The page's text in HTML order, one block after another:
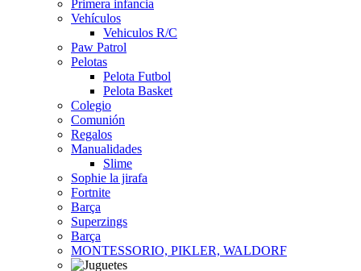
Primera infancia
Vehículos
Vehiculos R/C
Paw Patrol
Pelotas
Pelota Futbol
Pelota Basket
Colegio
Comunión
Regalos
Manualidades
Slime
Sophie la jirafa
Fortnite
Barça
Superzings
Barça
MONTESSORIO, PIKLER, WALDORF